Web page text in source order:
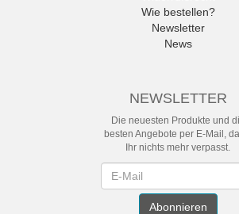
Wie bestellen?
Newsletter
News
NEWSLETTER
Die neuesten Produkte und
besten Angebote per E-Mail,
Ihr nichts mehr verpasst.
Abonnieren